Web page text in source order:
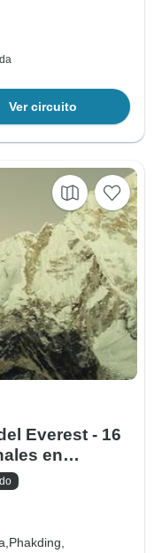
Ver circuito
Everest - 16
en
Phakding,